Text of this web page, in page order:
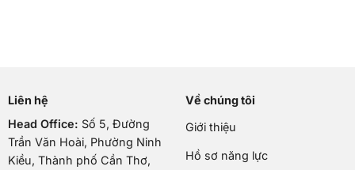
Liên hệ
Head Office: Số 5, Đường
Trần Văn Hoài, Phường Ninh
Kiều, Thành phố Cần Thơ,
Về chúng tôi
Giới thiệu
Hồ sơ năng lực